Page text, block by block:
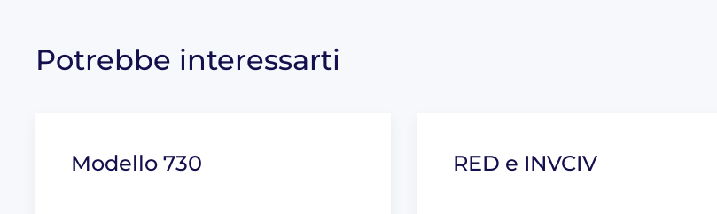
Potrebbe interessarti
Modello 730 RED e INVCIV